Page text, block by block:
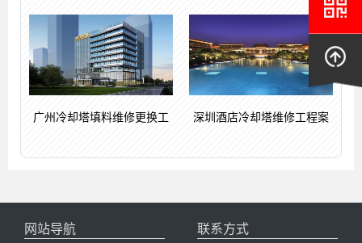
广州冷却塔填料维修更换工 深圳酒店冷却塔维修工程案
网站导航 联系方式